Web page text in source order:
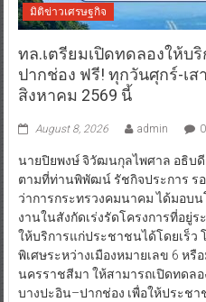
มิติข่าวเศรษฐกิจ
ทล.เตรียมเปิดทดลองให้บ
ปากช่อง ฟรี! ทุกวันศุกร์-เส
สิงหาคม 2569 นี้
August 8, 2026 admin 0
นายปิยพงษ์ จิวัฒนกุลไพศาล อธิบดี
ตามที่ท่านพิพัฒน์ รัชกิจประการ ร
ว่าการกระทรวงคมนาคม ได้มอบน
งานในสังกัดเร่งรัดโครงการที่อยู่
ให้บริการแก่ประชาชนได้โดยเร็ว
พิเศษระหว่างเมืองหมายเลข 6 หรื
นครราชสีมา ให้สามารถเปิดทดลอ
บางปะอิน–ปากช่อง เพื่อให้ประช